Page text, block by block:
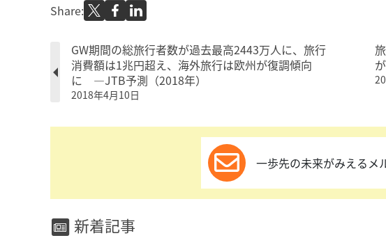
Share:
GW期間の総旅行者数が過去最高2443万人に、旅行
消費額は1兆円超え、海外旅行は欧州が復調傾向
に ―JTB予測（2018年）
2018年4月10日
一歩先の未来がみえるメ
新着記事